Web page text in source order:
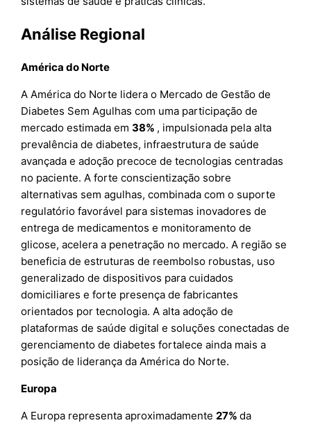
Análise Regional
América do Norte
A América do Norte lidera o Mercado de Gestão de
Diabetes Sem Agulhas com uma participação de
mercado estimada em38% , impulsionada pela alta
prevalência de diabetes, infraestrutura de saúde
avançada e adoção precoce de tecnologias centradas
no paciente. A forte conscientização sobre
alternativas sem agulhas, combinada com o suporte
regulatório favorável para sistemas inovadores de
entrega de medicamentos e monitoramento de
glicose, acelera a penetração no mercado. A região se
beneficia de estruturas de reembolso robustas, uso
generalizado de dispositivos para cuidados
domiciliares e forte presença de fabricantes
orientados por tecnologia. A alta adoção de
plataformas de saúde digital e soluções conectadas de
gerenciamento de diabetes fortalece ainda mais a
posição de liderança da América do Norte.
Europa
A Europa representa aproximadamente27%da